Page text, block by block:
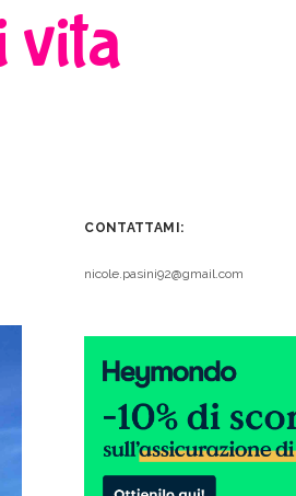
vita
CONTATTAMI:
nicole.pasini92@gmail.com